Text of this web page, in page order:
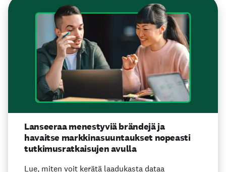
Lanseeraa menestyviä brändejä ja
havaitse markkinasuuntaukset nopeasti
tutkimusratkaisujen avulla
Lue, miten voit kerätä laadukasta dataa